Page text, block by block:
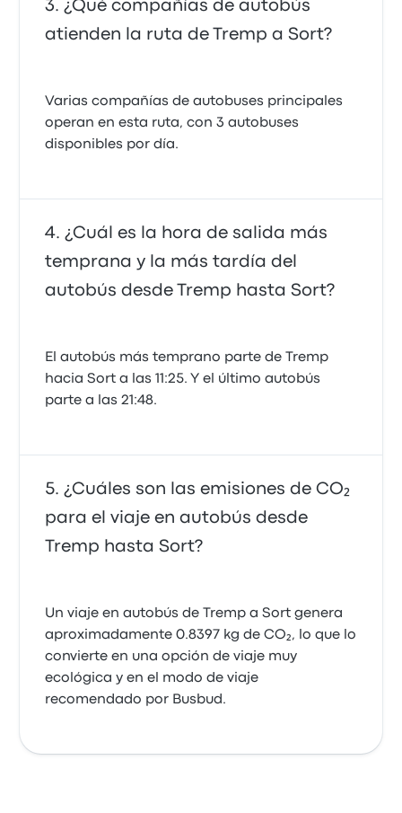
¿Qué compañías de autobús
atienden la ruta de Tremp a Sort?
Varias compañías de autobuses principales
operan en esta ruta, con 3 autobuses
disponibles por día.
¿Cuál es la hora de salida más
temprana y la más tardía del
autobús desde Tremp hasta Sort?
El autobús más temprano parte de Tremp
hacia Sort a las 11:25. Y el último autobús
parte a las 21:48.
¿Cuáles son las emisiones de CO₂
para el viaje en autobús desde
Tremp hasta Sort?
Un viaje en autobús de Tremp a Sort genera
aproximadamente 0.8397 kg de CO₂, lo que lo
convierte en una opción de viaje muy
ecológica y en el modo de viaje
recomendado por Busbud.